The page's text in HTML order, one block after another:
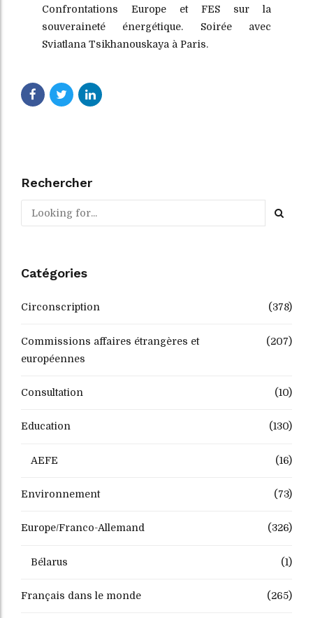
Confrontations Europe et FES sur la
souveraineté énergétique. Soirée avec
Sviatlana Tsikhanouskaya à Paris.
Rechercher
Catégories
Circonscription (378)
Commissions affaires étrangères et
européennes
(207)
Consultation (10)
Education (130)
AEFE (16)
Environnement (73)
Europe/Franco-Allemand (326)
Bélarus (1)
Français dans le monde (265)